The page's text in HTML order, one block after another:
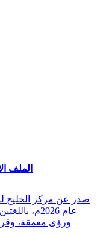
الملف
صدر عن مركز الخليج
عام 2026م،
ورؤى معمقة،